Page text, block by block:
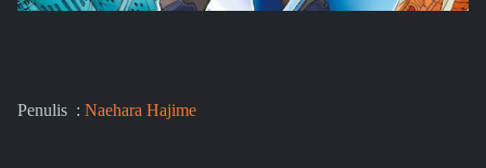
Penulis : Naehara Hajime